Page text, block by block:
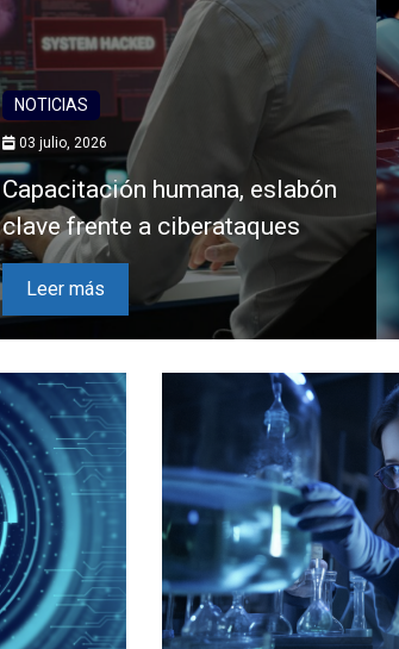
NOTICIAS
03 julio, 2026
Capacitación humana, eslabón
clave frente a ciberataques
Leer más